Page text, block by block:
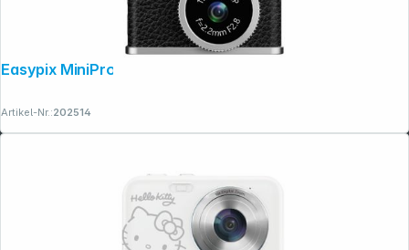
Easypix MiniPro XS1
Artikel-Nr.:202514